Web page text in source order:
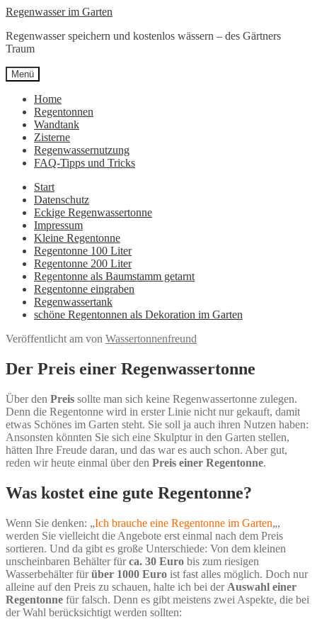
Zur
springen
Zum
springen
Regenwasser im Garten
Regenwasser speichern und kostenlos wässern – des Gärtners
Traum
Menü
Home
Regentonnen
Wandtank
Zisterne
Regenwassernutzung
FAQ-Tipps und Tricks
Start
Datenschutz
Eckige Regenwassertonne
Impressum
Kleine Regentonne
Regentonne 100 Liter
Regentonne 200 Liter
Regentonne als Baumstamm getarnt
Regentonne eingraben
Regenwassertank
schöne Regentonnen als Dekoration im Garten
Veröffentlicht am von Wassertonnenfreund
Der Preis einer Regenwassertonne
Über den Preis sollte man sich keine Regenwassertonne zulegen.
Denn die Regentonne wird in erster Linie nicht nur gekauft, damit
etwas Schönes im Garten steht. Sie soll ja auch ihren Nutzen haben:
Ansonsten könnten Sie sich eine Skulptur in den Garten stellen,
hätten Ihre Freude daran, und das war es auch schon. Aber gut,
reden wir heute einmal über den Preis einer Regentonne.
Was kostet eine gute Regentonne?
Wenn Sie denken: „Ich brauche eine Regentonne im Garten„,
werden Sie vielleicht die Angebote erst einmal nach dem Preis
sortieren. Und da gibt es große Unterschiede: Von dem kleinen
unscheinbaren Behälter fürca. 30 Euro bis zum riesigen
Wasserbehälter fürüber 1000 Euro ist fast alles möglich. Doch nur
alleine auf den Preis zu schauen, halte ich bei der Auswahl einer
Regentonne für falsch. Denn es gibt meistens zwei Aspekte, die bei
der Wahl berücksichtigt werden sollten: